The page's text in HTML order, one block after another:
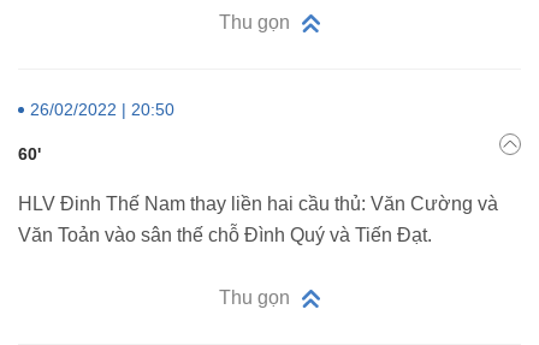
Thu gọn
26/02/2022 | 20:50
60'
HLV Đinh Thế Nam thay liền hai cầu thủ: Văn Cường và
Văn Toản vào sân thế chỗ Đình Quý và Tiến Đạt.
Thu gọn